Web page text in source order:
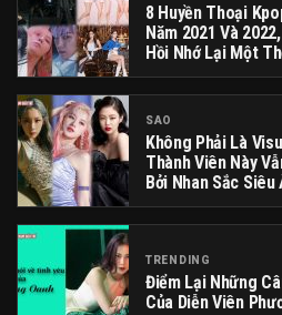
8 Huyền Thoại
Năm 2021 Và
Hồi Nhớ Lại Một
SAO
Không Phải Là
Thành Viên Này
Bởi Nhan Sắc
TRENDING
Điểm Lại Những
Của Diễn Viên